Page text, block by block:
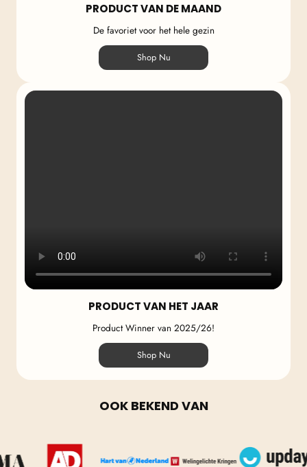
PRODUCT VAN DE MAAND
De favoriet voor het hele gezin
Shop Nu
PRODUCT VAN HET JAAR
Product Winner van 2025/26!
Shop Nu
OOK BEKEND VAN